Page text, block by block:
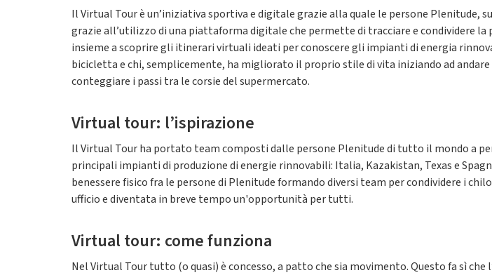
Il Virtual Tour è un’iniziativa sportiva e digitale grazie alla quale le persone
grazie all’utilizzo di una piattaforma digitale che permette di tracciare e condividere
insieme a scoprire gli itinerari virtuali ideati per conoscere gli impianti di energia
bicicletta e chi, semplicemente, ha migliorato il proprio stile di vita iniziando ad andare
conteggiare i passi tra le corsie del supermercato.
Virtual tour: l’ispirazione
Il Virtual Tour ha portato team composti dalle persone Plenitude di tutto il mondo a
principali impianti di produzione di energie rinnovabili: Italia, Kazakistan, Texas e
benessere fisico fra le persone di Plenitude formando diversi team per condividere i
ufficio e diventata in breve tempo un'opportunità per tutti.
Virtual tour: come funziona
Nel Virtual Tour tutto (o quasi) è concesso, a patto che sia movimento. Questo fa sì